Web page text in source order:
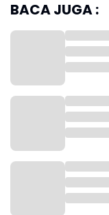
BACA JUGA :